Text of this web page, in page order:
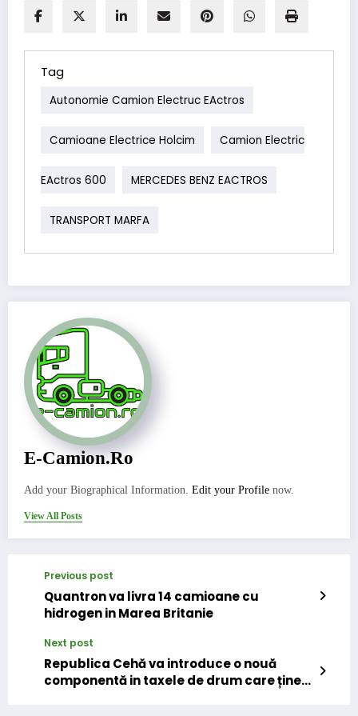
Tag
Autonomie Camion Electruc EActros
Camioane Electrice Holcim Camion Electric
EActros 600 MERCEDES BENZ EACTROS
TRANSPORT MARFA
E-Camion.ro
Add your Biographical Information. Edit your Profile now.
View All Posts
Previous post
Quantron va livra 14 camioane cu
hidrogen in Marea Britanie
Next post
Republica Cehă va introduce o nouă
componentă in taxele de drum care ține